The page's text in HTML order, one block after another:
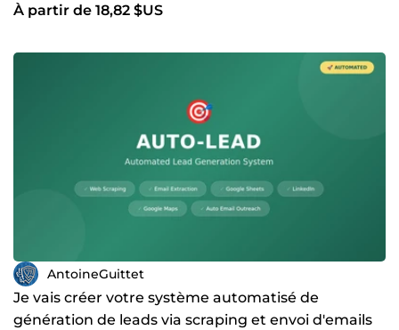
À partir de 18,82 $US
AntoineGuittet
Je vais créer votre système automatisé de
génération de leads via scraping et envoi d'emails